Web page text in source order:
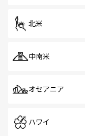
北米
中南米
オセアニア
ハワイ